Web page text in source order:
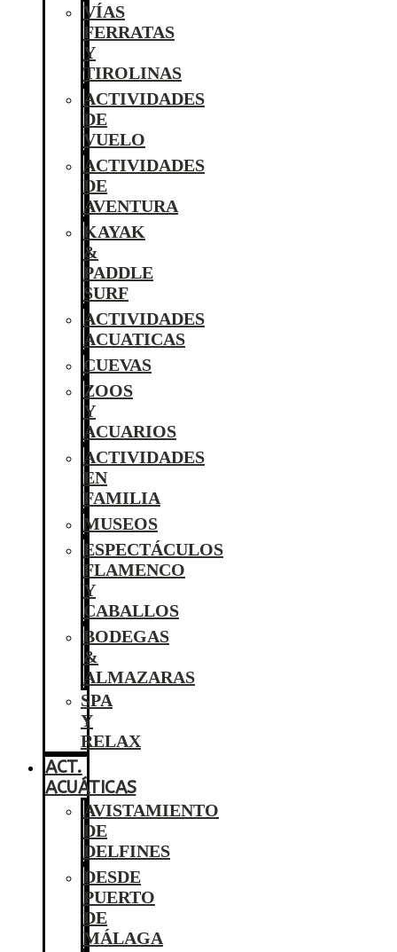
VÍAS
FERRATAS
Y
TIROLINAS
ACTIVIDADES
DE
VUELO
ACTIVIDADES
DE
AVENTURA
KAYAK
&
PADDLE
SURF
ACTIVIDADES
ACUATICAS
CUEVAS
ZOOS
Y
ACUARIOS
ACTIVIDADES
EN
FAMILIA
MUSEOS
ESPECTÁCULOS
FLAMENCO
Y
CABALLOS
BODEGAS
&
ALMAZARAS
SPA
Y
RELAX
ACT.
ACUÁTICAS
AVISTAMIENTO
DE
DELFINES
DESDE
PUERTO
DE
MÁLAGA